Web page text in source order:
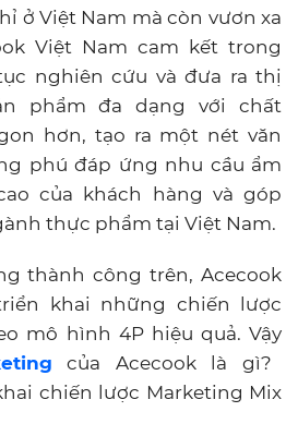
ở Việt Nam mà còn vươn xa
Việt Nam cam kết trong
nghiên cứu và đưa ra thị
phẩm đa dạng với chất
hơn, tạo ra một nét văn
phú đáp ứng nhu cầu ẩm
của khách hàng và góp
thực phẩm tại Việt Nam.
thành công trên, Acecook
khai những chiến lược
mô hình 4P hiệu quả. Vậy
của Acecook là gì?
chiến lược Marketing Mix